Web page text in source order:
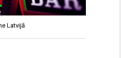
Latvijā